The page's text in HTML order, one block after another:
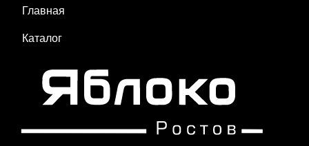
Главная
Каталог